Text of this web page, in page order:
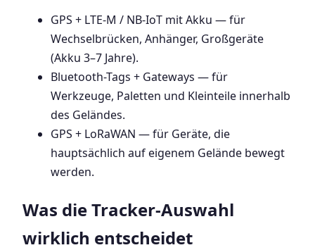
GPS + LTE-M / NB-IoT mit Akku — für
Wechselbrücken, Anhänger, Großgeräte
(Akku 3–7 Jahre).
Bluetooth-Tags + Gateways — für
Werkzeuge, Paletten und Kleinteile innerhalb
des Geländes.
GPS + LoRaWAN — für Geräte, die
hauptsächlich auf eigenem Gelände bewegt
werden.
Was die Tracker-Auswahl
wirklich entscheidet